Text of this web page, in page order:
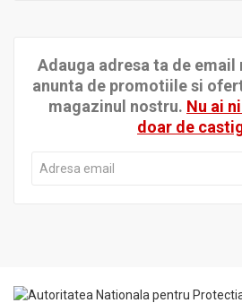
Adauga adresa ta de email
anunta de promotiile si
magazinul nostru. Nu ai
doar de